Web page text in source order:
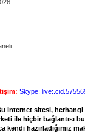
Skype:
internet sitesi, herhangi
ile hiçbir bağlantısı
kendi hazırladığımız